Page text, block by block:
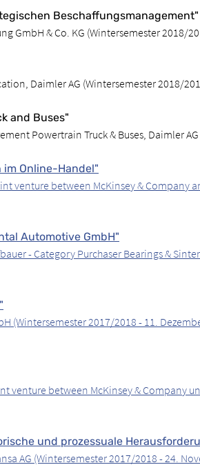
Beschaffungsmanagement"
GmbH & Co. KG (Wintersemester 2018/
Daimler AG (Wintersemester 2018/
and Buses"
Powertrain Truck & Buses, Daimler
Online-Handel"
venture between McKinsey & Company
Automotive GmbH"
- Category Purchaser Bearings &
(Wintersemester 2017/2018 - 11.
venture between McKinsey & Company
und prozessuale
AG (Wintersemester 2017/2018 - 24.